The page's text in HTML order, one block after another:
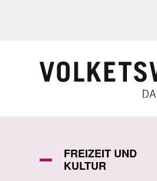
FREIZEIT UND
KULTUR